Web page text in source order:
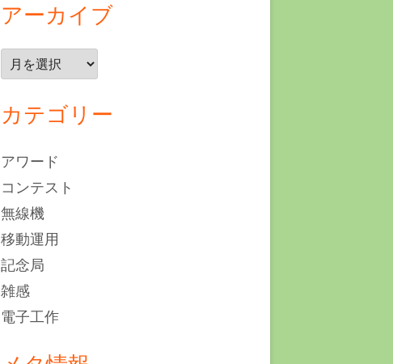
アーカイブ
ア
ー
カ
イ
カテゴリー
アワード
コンテスト
無線機
移動運用
記念局
雑感
電子工作